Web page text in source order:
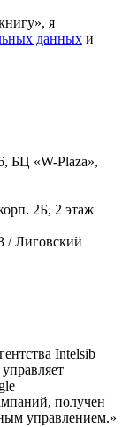
я
данных и
, БЦ «W-Plaza»,
2Б, 2 этаж
/ Лиговский
Intelsib
получен
управлением.»